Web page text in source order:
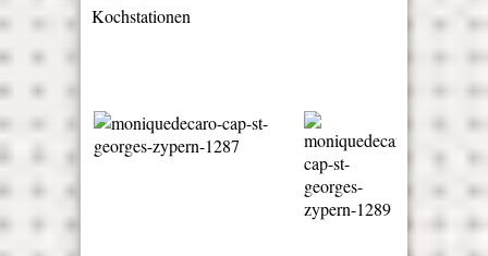
Kochstationen